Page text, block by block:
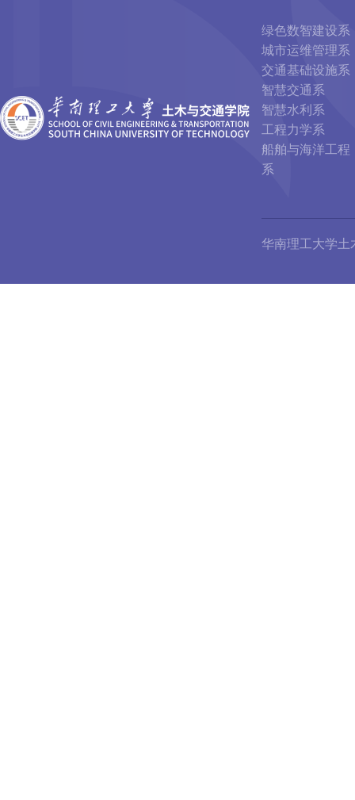
绿色数智建设系
城市运维管理系
交通基础设施系
智慧交通系
智慧水利系
工程力学系
船舶与海洋工程
系
华南理工大学土